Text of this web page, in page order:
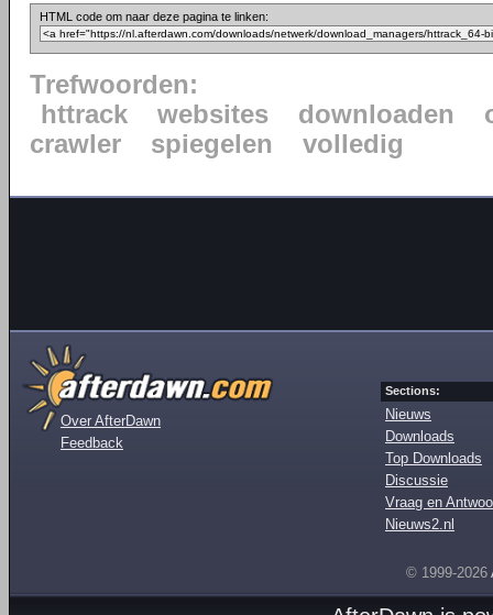
HTML code om naar deze pagina te linken:
Trefwoorden:
httrack
websites downloaden
crawler
spiegelen volledig
Over AfterDawn
Feedback
Sections:
Nieuws
Downloads
Top Downloads
Discussie
Vraag en
Nieuws2.nl
© 1999-2026